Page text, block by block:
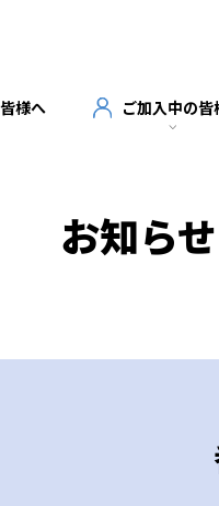
皆様へ ご加入中の皆
お知ら